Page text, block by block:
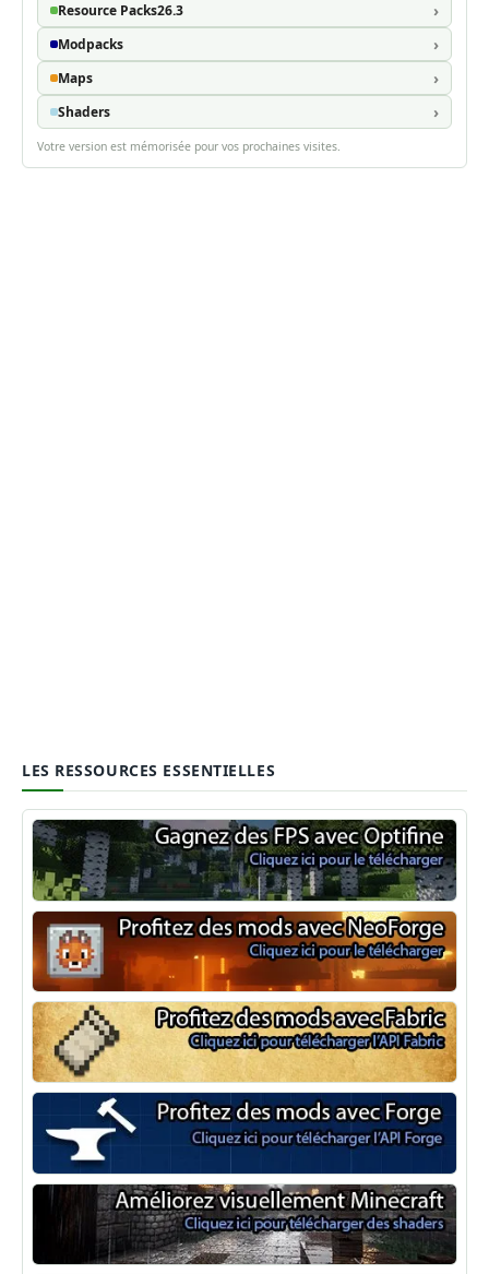
Resource Packs26.3
Modpacks
Maps
Shaders
Votre version est mémorisée pour vos prochaines visites.
LES RESSOURCES ESSENTIELLES
Optifine
NeoForge
Minecraft Fabric
Minecraft Forge
Shaders Minecraft